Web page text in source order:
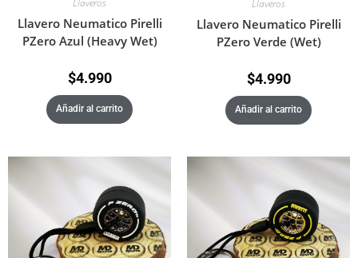
Llaveros
Llavero Neumatico Pirelli
PZero Azul (Heavy Wet)
$4.990
Añadir al carrito
Llaveros
Llavero Neumatico Pirelli
PZero Verde (Wet)
$4.990
Añadir al carrito